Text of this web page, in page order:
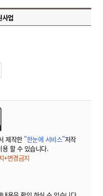
사업
제작한 "한눈에 서비스"저작
용 할 수 있습니다.
+변경금지